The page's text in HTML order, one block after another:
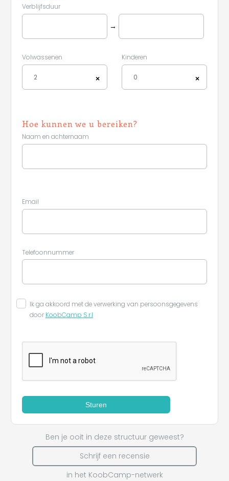
Verblijfsduur
→
Volwassenen
×
2
Kinderen
×
0
Hoe kunnen we u bereiken?
Naam en achternaam
Email
Telefoonnummer
Ik ga akkoord met de verwerking van persoonsgegevens
door KoobCamp S.r.l
Sturen
Ben je ooit in deze structuur geweest?
Schrijf een recensie
in het KoobCamp-netwerk
Leaflet